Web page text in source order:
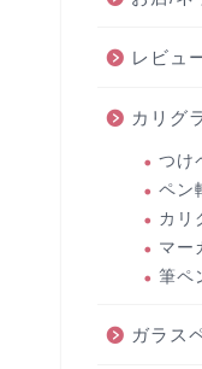
レビュ
カリグ
つけ
ペン
カリ
マー
筆ペ
ガラス